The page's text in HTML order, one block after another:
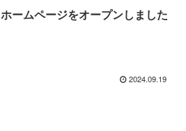
ホームページをオープンしました
2024.09.19